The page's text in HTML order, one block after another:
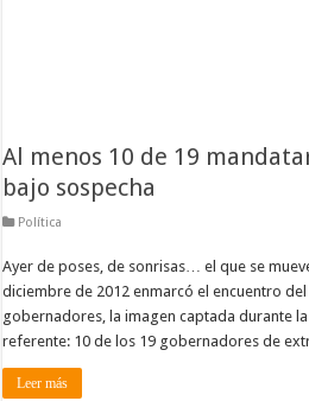
Al menos 10 de 19
bajo sospecha
Política
Ayer de poses, de sonrisas… el que se
diciembre de 2012 enmarcó el encuentro
gobernadores, la imagen captada durante
referente: 10 de los 19 gobernadores de
Leer más